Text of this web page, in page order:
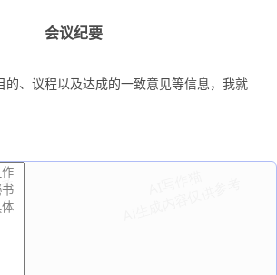
会议纪要
的、议程以及达成的一致意见等信息，我就